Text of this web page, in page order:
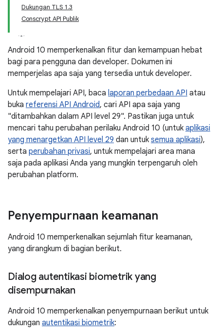
Dukungan TLS 1.3
Conscrypt API Publik
Android 10 memperkenalkan fitur dan kemampuan hebat
bagi para pengguna dan developer. Dokumen ini
memperjelas apa saja yang tersedia untuk developer.
Untuk mempelajari API, baca laporan perbedaan API atau
buka referensi API Android, cari API apa saja yang
"ditambahkan dalam API level 29". Pastikan juga untuk
mencari tahu perubahan perilaku Android 10 (untuk aplikasi
yang menargetkan API level 29 dan untuk semua aplikasi),
serta perubahan privasi, untuk mempelajari area mana
saja pada aplikasi Anda yang mungkin terpengaruh oleh
perubahan platform.
Penyempurnaan keamanan
Android 10 memperkenalkan sejumlah fitur keamanan,
yang dirangkum di bagian berikut.
Dialog autentikasi biometrik yang
disempurnakan
Android 10 memperkenalkan penyempurnaan berikut untuk
dukungan autentikasi biometrik: